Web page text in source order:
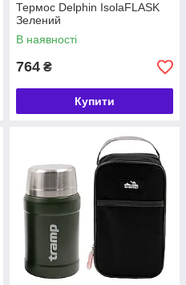
Термос Delphin IsolaFLASK
Зелений
В наявності
764 ₴
Купити